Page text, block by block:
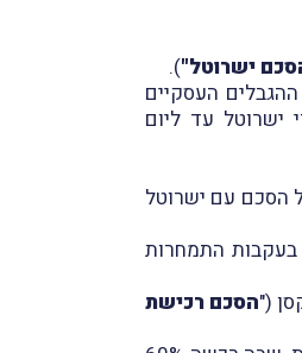
ישרוטל").
הממונה על ההגבלים העסקיים
ישרוטל עד ליום
בין היתר, ביום 7.5.2015 על הסכם עם ישרוטל
התמחרות
הסכם רכישת